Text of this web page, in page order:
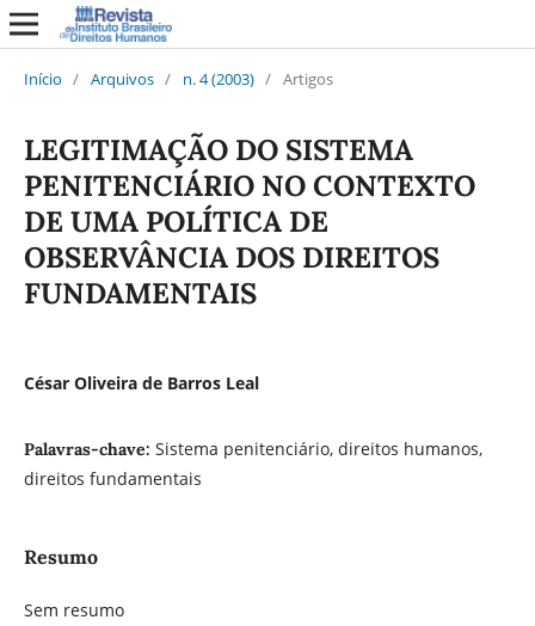
Início / Arquivos / n. 4 (2003) / Artigos
LEGITIMAÇÃO DO SISTEMA
PENITENCIÁRIO NO CONTEXTO
DE UMA POLÍTICA DE
OBSERVÂNCIA DOS DIREITOS
FUNDAMENTAIS
César Oliveira de Barros Leal
Palavras-chave: Sistema penitenciário, direitos humanos,
direitos fundamentais
Resumo
Sem resumo